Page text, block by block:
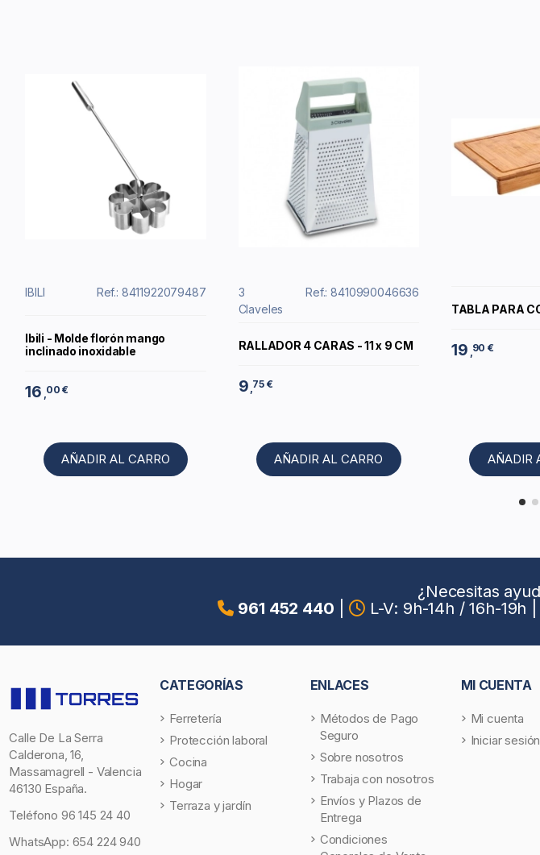
IBILI Ref.: 8411922079487
Ibili - Molde florón mango
inclinado inoxidable
16 ,00 €
AÑADIR AL CARRO
3
Claveles
Ref.: 8410990046636
RALLADOR 4 CARAS - 11 x 9 CM
9 ,75 €
AÑADIR AL CARRO
TABLA PARA
19 ,90 €
AÑADIR
¿Necesitas
961 452 440
L-V: 9h-14h / 16h-19h
Calle De La Serra
Calderona, 16,
Massamagrell - Valencia
46130 España.
Teléfono 96 145 24 40
WhatsApp: 654 224 940
CATEGORÍAS
Ferretería
Protección laboral
Cocina
Hogar
Terraza y jardín
ENLACES
Métodos de Pago
Seguro
Sobre nosotros
Trabaja con nosotros
Envíos y Plazos de
Entrega
Condiciones
MI CUENTA
Mi cuenta
Iniciar sesión